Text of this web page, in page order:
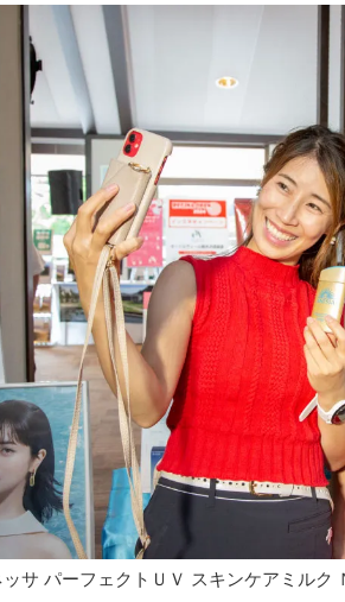
ッサ パーフェクトＵＶ スキンケアミル